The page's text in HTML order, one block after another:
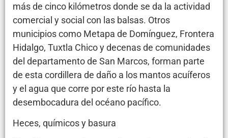
más de cinco kilómetros donde se da la actividad
comercial y social con las balsas. Otros
municipios como Metapa de Domínguez, Frontera
Hidalgo, Tuxtla Chico y decenas de comunidades
del departamento de San Marcos, forman parte
de esta cordillera de daño a los mantos acuíferos
y el agua que corre por este río hasta la
desembocadura del océano pacífico.
Heces, químicos y basura